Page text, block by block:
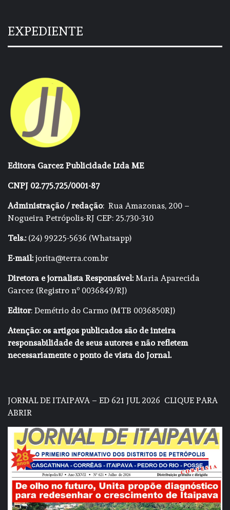
EXPEDIENTE
Editora Garcez Publicidade Ltda ME
CNPJ 02.775.725/0001-87
Administração / redação: Rua Amazonas, 200 –
Nogueira Petrópolis-RJ CEP: 25.730-310
Tels.:(24) 99225-5636 (Whatsapp)
E-mail:jorita@terra.com.br
Diretora e jornalista Responsável:Maria Aparecida
Garcez (Registro nº 0036849/RJ)
Editor: Demétrio do Carmo (MTB 0036850RJ)
Atenção: os artigos publicados são de inteira
responsabilidade de seus autores e não refletem
necessariamente o ponto de vista do Jornal.
JORNAL DE ITAIPAVA – ED 621 JUL 2026 CLIQUE PARA
ABRIR